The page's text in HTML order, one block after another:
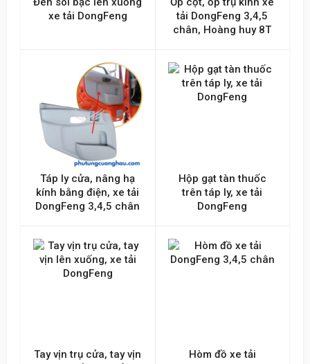
xe tải DongFeng
tải DongFeng 3,4,5
chân, Hoàng huy 8T
Táp ly cửa, nâng hạ
kính bằng điện, xe tải
DongFeng 3,4,5 chân
Hộp gạt tàn thuốc
trên táp ly, xe tải
DongFeng
Tay vịn trụ cửa, tay vịn
Hòm đồ xe tải